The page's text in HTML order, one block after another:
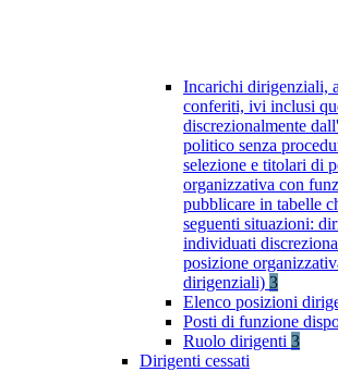
Incarichi dirigenziali,
conferiti, ivi inclusi
discrezionalmente
politico senza
selezione e titolari di
organizzativa con
pubblicare in tabelle
seguenti situazioni:
individuati
posizione
dirigenziali) 3
Elenco posizioni
Posti di funzione
Ruolo dirigenti 3
Dirigenti cessati